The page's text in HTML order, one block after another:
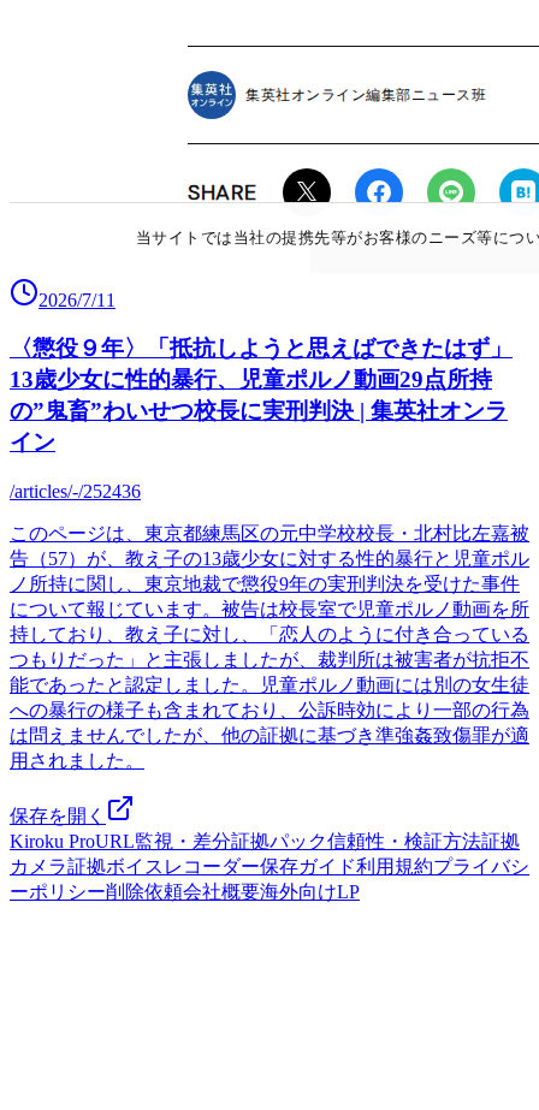
2026/7/11
〈懲役９年〉「抵抗しようと思えばできたはず」
13歳少女に性的暴行、児童ポルノ動画29点所持
の”鬼畜”わいせつ校長に実刑判決 | 集英社オンラ
イン
/articles/-/252436
このページは、東京都練馬区の元中学校校長・北村比左嘉被
告（57）が、教え子の13歳少女に対する性的暴行と児童ポル
ノ所持に関し、東京地裁で懲役9年の実刑判決を受けた事件
について報じています。被告は校長室で児童ポルノ動画を所
持しており、教え子に対し、「恋人のように付き合っている
つもりだった」と主張しましたが、裁判所は被害者が抗拒不
能であったと認定しました。児童ポルノ動画には別の女生徒
への暴行の様子も含まれており、公訴時効により一部の行為
は問えませんでしたが、他の証拠に基づき準強姦致傷罪が適
用されました。
保存を開く
Kiroku ProURL監視・差分証拠パック信頼性・検証方法証拠
カメラ証拠ボイスレコーダー保存ガイド利用規約プライバシ
ーポリシー削除依頼会社概要海外向けLP